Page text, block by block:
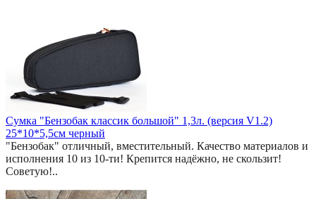
Сумка "Бензобак классик большой" 1,3л. (версия V1.2)
25*10*5,5см черный
"Бензобак" отличный, вместительный. Качество материалов и
исполнения 10 из 10-ти! Крепится надёжно, не скользит!
Советую!..